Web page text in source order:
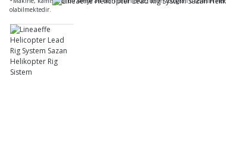
olabilmektedir.